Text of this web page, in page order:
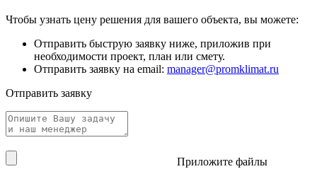
Чтобы узнать цену решения для вашего объекта, вы можете:
Отправить быструю заявку ниже, приложив при
необходимости проект, план или смету.
Отправить заявку на email: manager@promklimat.ru
Отправить заявку
Приложите файлы